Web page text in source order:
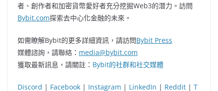
者、創作者和加密貨幣愛好者充分挖掘Web3的潛力。訪問
Bybit.com探索去中心化金融的未來。
如需瞭解Bybit的更多詳細資訊，請訪問Bybit Press
媒體諮詢，請聯絡： media@bybit.com
獲取最新訊息，請關註： Bybit的社群和社交媒體
Discord | Facebook | Instagram | LinkedIn | Reddit | T